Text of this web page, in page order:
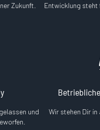
Zukunft.
Entwicklung steht
und
Wir stehen Dir in